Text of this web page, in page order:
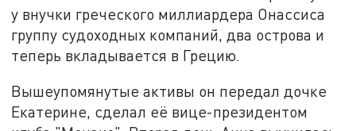
у внучки греческого миллиардера Онассиса
группу судоходных компаний, два острова и
теперь вкладывается в Грецию.
Вышеупомянутые активы он передал дочке
Екатерине, сделал её вице-президентом